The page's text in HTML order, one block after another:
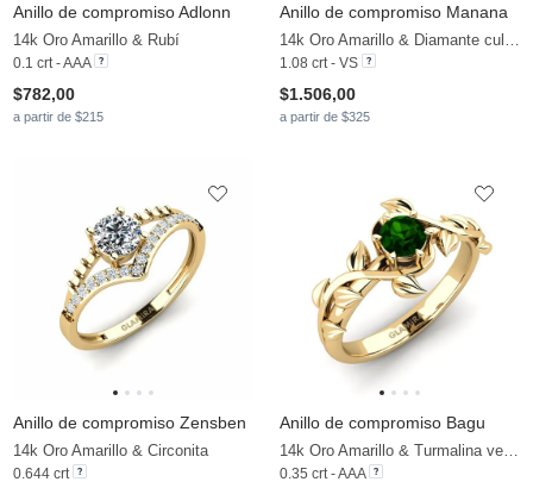
Anillo de compromiso Adlonn
14k Oro Amarillo & Rubí
0.1 crt - AAA
$782,00
a partir de $215
Anillo de compromiso Manana
1.08 crt - VS
$1.506,00
a partir de $325
Anillo de compromiso Zensben
14k Oro Amarillo & Circonita
0.644 crt
Anillo de compromiso Bagu
0.35 crt - AAA